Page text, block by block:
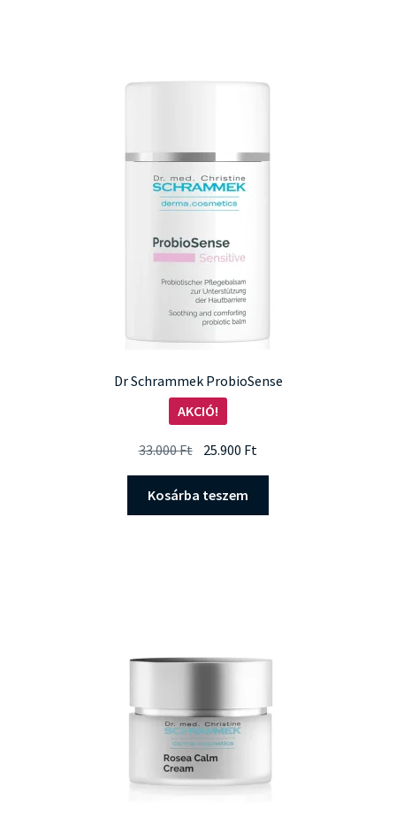
Dr Schrammek ProbioSense
AKCIÓ!
33.000Ft Original
price
was:
33.000 Ft.
25.900 Ft
price
25.900 Ft.
Kosárba teszem